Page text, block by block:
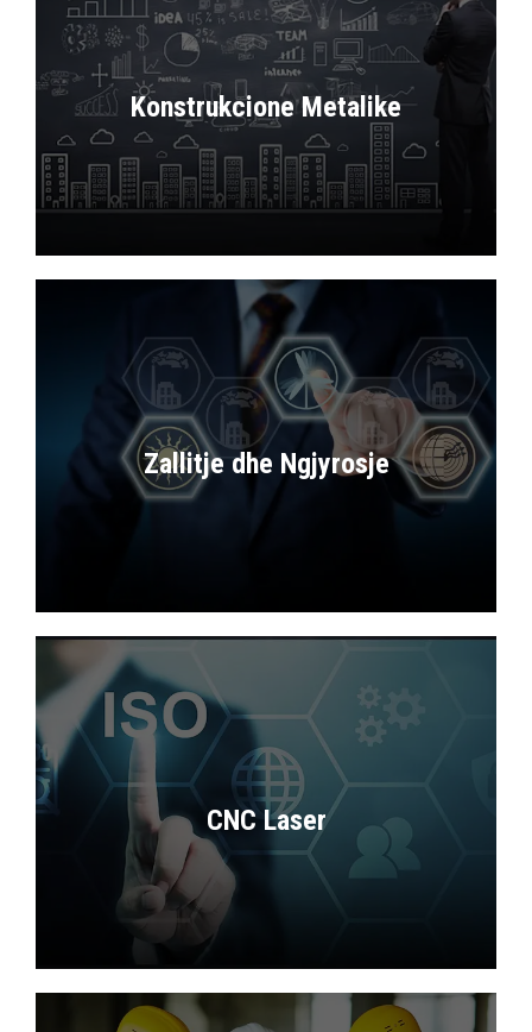
Konstrukcione Metalike
Prodhim dhe montim i strukturave
metalike për objekte industriale,
komerciale dhe infrastrukturore me
standarde të larta sigurie dhe
qëndrueshmërie.
Zallitje dhe Ngjyrosje
Përpunim sipërfaqësor profesional me
zallitje dhe veshje mbrojtëse për
rezistencë maksimale ndaj korrozionit dhe
kushteve atmosferike.
CNC Laser